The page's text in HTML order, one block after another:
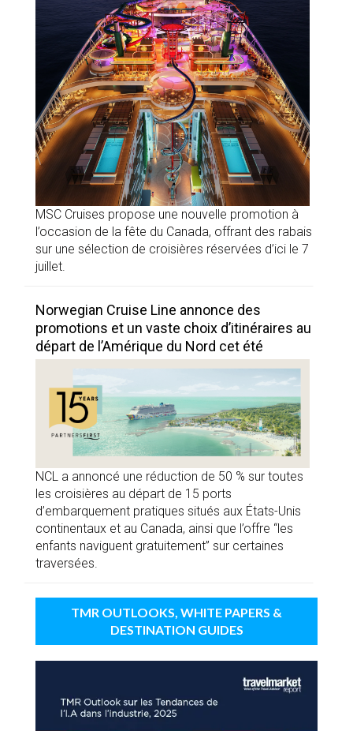
MSC Cruises propose une nouvelle promotion à
l’occasion de la fête du Canada, offrant des rabais
sur une sélection de croisières réservées d’ici le 7
juillet.
Norwegian Cruise Line annonce des
promotions et un vaste choix d’itinéraires au
départ de l’Amérique du Nord cet été
NCL a annoncé une réduction de 50 % sur toutes
les croisières au départ de 15 ports
d’embarquement pratiques situés aux États-Unis
continentaux et au Canada, ainsi que l’offre “les
enfants naviguent gratuitement” sur certaines
traversées.
TMR OUTLOOKS, WHITE PAPERS &
DESTINATION GUIDES